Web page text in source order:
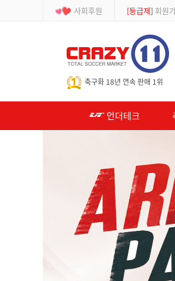
사회후원 [이벤트] APP
축구화 18년 연속 판매 1위
언더테크